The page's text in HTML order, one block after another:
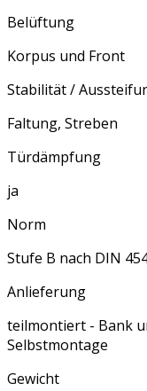
Belüftung
Korpus und Front
Stabilität /
Faltung, Streben
Türdämpfung
ja
Norm
Stufe B nach DIN
Anlieferung
teilmontiert - Bank
Selbstmontage
Gewicht